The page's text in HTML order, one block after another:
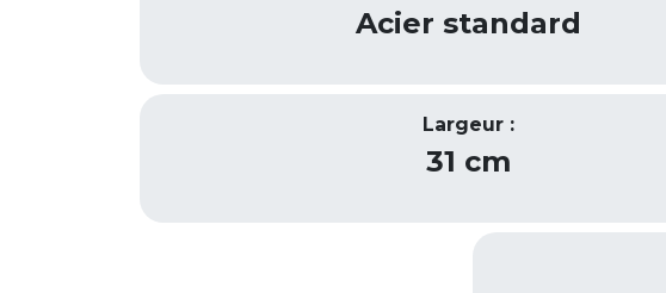
Acier standard
Largeur :
31 cm